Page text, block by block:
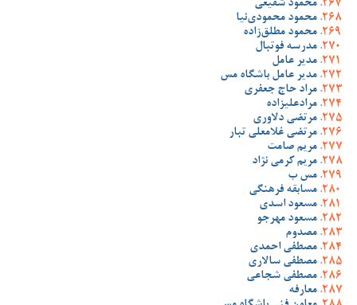
محمود شفیعی
محمود محمودی‌نیا
محمود مطلق‌زاده
مدرسه فوتبال
مدیر عامل
مدیر عامل باشگاه مس
مراد حاج جعفری
مرادعلیزاده
مرتضی دلاوری
مرتضی غلامعلی تبار
مریم صامت
مریم کرمی نژاد
مس ب
مسابقه فرهنگی
مسعود اسدی
مسعود مهرجو
مصدوم
مصطفی احمدی
مصطفی سالاری
مصطفی شجاعی
معارفه